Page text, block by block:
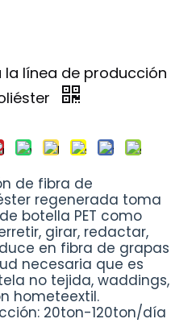
línea de producción
de fibra de
regenerada toma
botella PET como
girar, redactar,
en fibra de grapas
necesaria que es
no tejida, waddings,
hometeextil.
20ton-120ton/día